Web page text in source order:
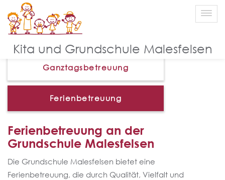
Kita und Grundschule Malesfelsen
Ferienbetreuung
Ganztagsbetreuung
Ferienbetreuung
Ferienbetreuung an der
Grundschule Malesfelsen
Die Grundschule Malesfelsen bietet eine
Ferienbetreuung, die durch Qualität, Vielfalt und